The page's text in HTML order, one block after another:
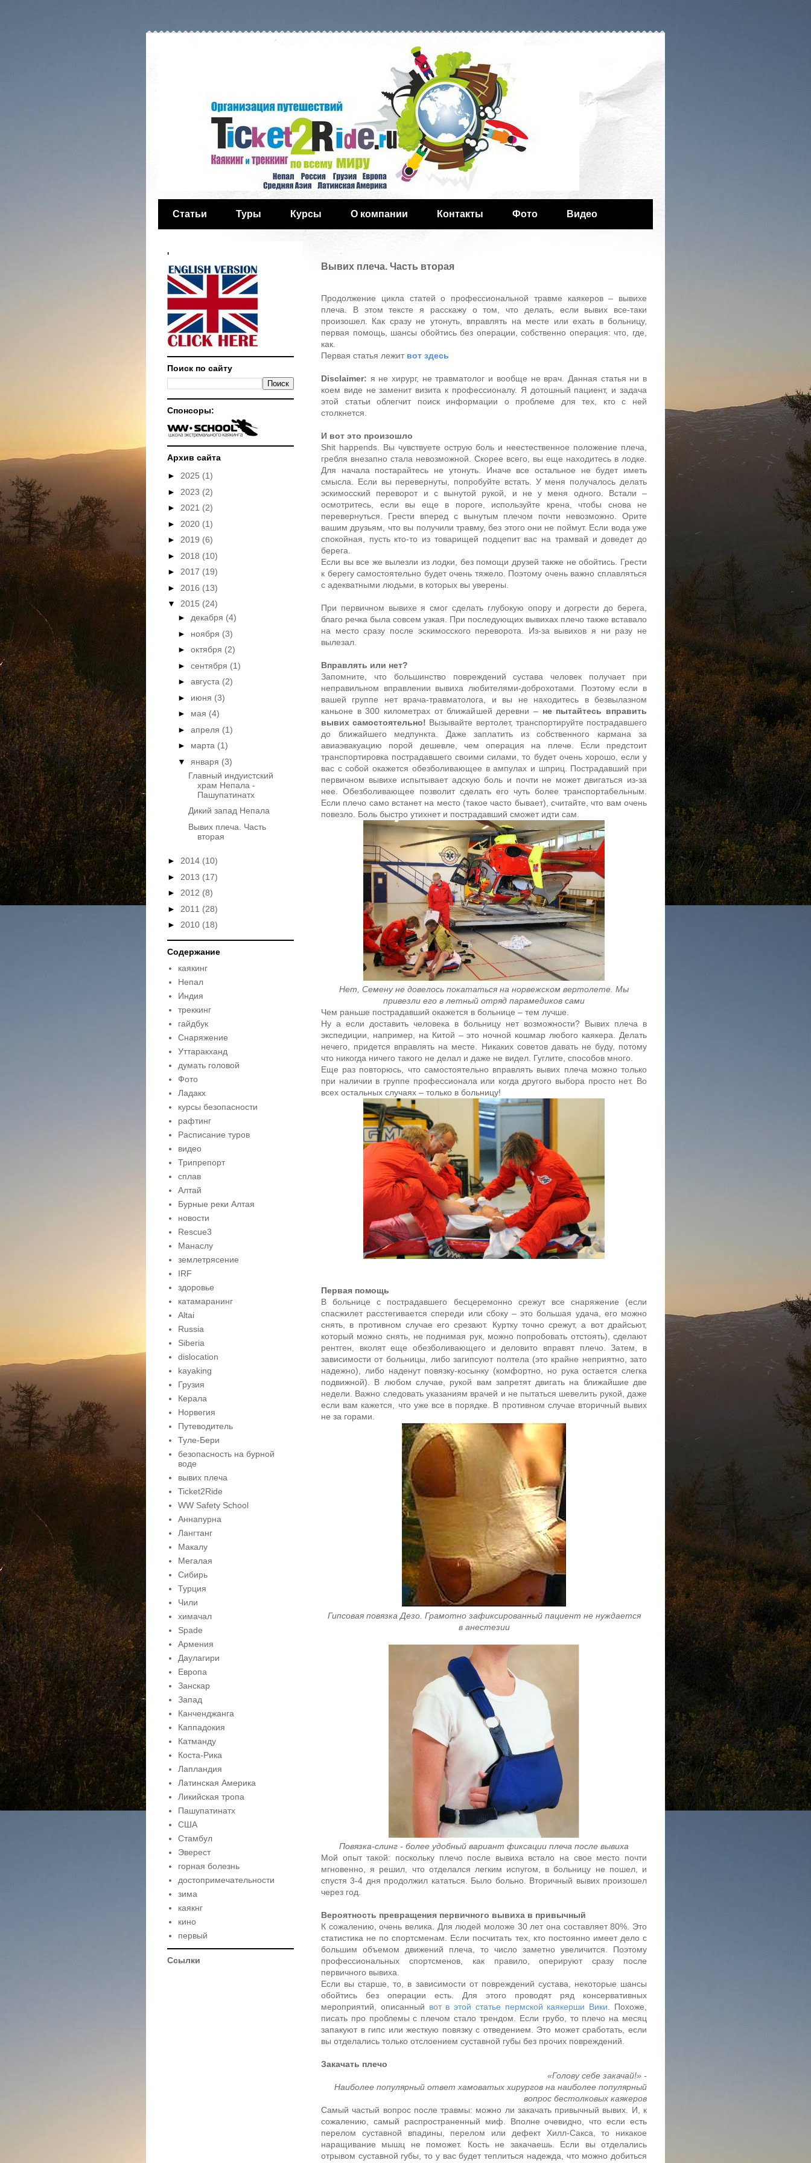
Статьи Туры Курсы О компании Контакты Фото Видео
Вывих плеча. Часть вторая
Продолжение цикла статей о профессиональной травме каякеров – вывихе
плеча. В этом тексте я расскажу о том, что делать, если вывих все-таки
произошел. Как сразу не утонуть, вправлять на месте или ехать в больницу,
первая помощь, шансы обойтись без операции, собственно операция: что, где,
как.
Первая статья лежитвот здесь
Disclaimer: я не хирург, не травматолог и вообще не врач. Данная статья ни в
коем виде не заменит визита к профессионалу. Я дотошный пациент, и задача
этой статьи облегчит поиск информации о проблеме для тех, кто с ней
столкнется.
И вот это произошло
Shit happends. Вы чувствуете острую боль и неестественное положение плеча,
гребля внезапно стала невозможной. Скорее всего, вы еще находитесь в лодке.
Для начала постарайтесь не утонуть. Иначе все остальное не будет иметь
смысла. Если вы перевернуты, попробуйте встать. У меня получалось делать
эскимосский переворот и с вынутой рукой, и не у меня одного. Встали –
осмотритесь, если вы еще в пороге, используйте крена, чтобы снова не
перевернуться. Грести вперед с вынутым плечом почти невозможно. Орите
вашим друзьям, что вы получили травму, без этого они не поймут. Если вода уже
спокойная, пусть кто-то из товарищей подцепит вас на трамвай и доведет до
берега.
Если вы все же вылезли из лодки, без помощи друзей также не обойтись. Грести
к берегу самостоятельно будет очень тяжело. Поэтому очень важно сплавляться
с адекватными людьми, в которых вы уверены.
При первичном вывихе я смог сделать глубокую опору и догрести до берега,
благо речка была совсем узкая. При последующих вывихах плечо также вставало
на место сразу после эскимосского переворота. Из-за вывихов я ни разу не
вылезал.
Вправлять или нет?
Запомните, что большинство повреждений сустава человек получает при
неправильном вправлении вывиха любителями-доброхотами. Поэтому если в
вашей группе нет врача-травматолога, и вы не находитесь в безвылазном
каньоне в 300 километрах от ближайшей деревни – не пытайтесь вправить
вывих самостоятельно! Вызывайте вертолет, транспортируйте пострадавшего
до ближайшего медпункта. Даже заплатить из собственного кармана за
авиаэвакуацию порой дешевле, чем операция на плече. Если предстоит
транспортировка пострадавшего своими силами, то будет очень хорошо, если у
вас с собой окажется обезболивающее в ампулах и шприц. Пострадавший при
первичном вывихе испытывает адскую боль и почти не может двигаться из-за
нее. Обезболивающее позволит сделать его чуть более транспортабельным.
Если плечо само встанет на место (такое часто бывает), считайте, что вам очень
повезло. Боль быстро утихнет и пострадавший сможет идти сам.
Нет, Семену не довелось покататься на норвежском вертолете. Мы
привезли его в летный отряд парамедиков сами
Чем раньше пострадавший окажется в больнице – тем лучше.
Ну а если доставить человека в больницу нет возможности? Вывих плеча в
экспедиции, например, на Китой – это ночной кошмар любого каякера. Делать
нечего, придется вправлять на месте. Никаких советов давать не буду, потому
что никогда ничего такого не делал и даже не видел. Гуглите, способов много.
Еще раз повторюсь, что самостоятельно вправлять вывих плеча можно только
при наличии в группе профессионала или когда другого выбора просто нет. Во
всех остальных случаях – только в больницу!
Первая помощь
В больнице с пострадавшего бесцеремонно срежут все снаряжение (если
спасжилет расстегивается спереди или сбоку – это большая удача, его можно
снять, в противном случае его срезают. Куртку точно срежут, а вот драйсьют,
который можно снять, не поднимая рук, можно попробовать отстоять), сделают
рентген, вколят еще обезболивающего и деловито вправят плечо. Затем, в
зависимости от больницы, либо загипсуют полтела (это крайне неприятно, зато
надежно), либо наденут повязку-косынку (комфортно, но рука остается слегка
подвижной). В любом случае, рукой вам запретят двигать на ближайшие две
недели. Важно следовать указаниям врачей и не пытаться шевелить рукой, даже
если вам кажется, что уже все в порядке. В противном случае вторичный вывих
не за горами.
Гипсовая повязка Дезо. Грамотно зафиксированный пациент не нуждается
в анестезии
Повязка-слинг - более удобный вариант фиксации плеча после вывиха
Мой опыт такой: поскольку плечо после вывиха встало на свое место почти
мгновенно, я решил, что отделался легким испугом, в больницу не пошел, и
спустя 3-4 дня продолжил кататься. Было больно. Вторичный вывих произошел
через год.
Вероятность превращения первичного вывиха в привычный
К сожалению, очень велика. Для людей моложе 30 лет она составляет 80%. Это
статистика не по спортсменам. Если посчитать тех, кто постоянно имеет дело с
большим объемом движений плеча, то число заметно увеличится. Поэтому
профессиональных спортсменов, как правило, оперируют сразу после
первичного вывиха.
Если вы старше, то, в зависимости от повреждений сустава, некоторые шансы
обойтись без операции есть. Для этого проводят ряд консервативных
мероприятий, описанный вот в этой статье пермской каякерши Вики . Похоже,
писать про проблемы с плечом стало трендом. Если грубо, то плечо на месяц
запакуют в гипс или жесткую повязку с отведением. Это может сработать, если
вы отделались только отслоением суставной губы без прочих повреждений.
Закачать плечо
«Голову себе закачай!» -
Наиболее популярный ответ хамоватых хирургов на наиболее популярный
вопрос бестолковых каякеров
Самый частый вопрос после травмы: можно ли закачать привычный вывих. И, к
сожалению, самый распространенный миф. Вполне очевидно, что если есть
перелом суставной впадины, перелом или дефект Хилл-Сакса, то никакое
наращивание мышц не поможет. Кость не закачаешь. Если вы отделались
отрывом суставной губы, то у вас будет теплиться надежда, что можно добиться
'
Поиск по сайту
Спонсоры:
Архив сайта
► 2025 (1)
► 2023 (2)
► 2021 (2)
► 2020 (1)
► 2019 (6)
► 2018 (10)
► 2017 (19)
► 2016 (13)
▼ 2015 (24)
► декабря (4)
► ноября (3)
► октября (2)
► сентября (1)
► августа (2)
► июня (3)
► мая (4)
► апреля (1)
► марта (1)
▼ января (3)
Главный индуистский
храм Непала -
Пашупатинатх
Дикий запад Непала
Вывих плеча. Часть
вторая
► 2014 (10)
► 2013 (17)
► 2012 (8)
► 2011 (28)
► 2010 (18)
Содержание
каякинг
Непал
Индия
треккинг
гайдбук
Снаряжение
Уттаракханд
думать головой
Фото
Ладакх
курсы безопасности
рафтинг
Расписание туров
видео
Трипрепорт
сплав
Алтай
Бурные реки Алтая
новости
Rescue3
Манаслу
землетрясение
IRF
здоровье
катамаранинг
Altai
Russia
Siberia
dislocation
kayaking
Грузия
Керала
Норвегия
Путеводитель
Туле-Бери
безопасность на бурной
воде
вывих плеча
Ticket2Ride
WW Safety School
Аннапурна
Лангтанг
Макалу
Мегалая
Сибирь
Турция
Чили
химачал
Spade
Армения
Даулагири
Европа
Занскар
Запад
Канченджанга
Каппадокия
Катманду
Коста-Рика
Лапландия
Латинская Америка
Ликийская тропа
Пашупатинатх
США
Стамбул
Эверест
горная болезнь
достопримечательности
зима
каякнг
кино
первый
Ссылки